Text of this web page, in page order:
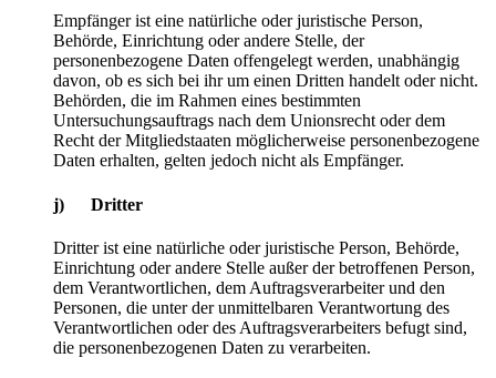
Empfänger ist eine natürliche oder juristische Person,
Behörde, Einrichtung oder andere Stelle, der
personenbezogene Daten offengelegt werden, unabhängig
davon, ob es sich bei ihr um einen Dritten handelt oder nicht.
Behörden, die im Rahmen eines bestimmten
Untersuchungsauftrags nach dem Unionsrecht oder dem
Recht der Mitgliedstaaten möglicherweise personenbezogene
Daten erhalten, gelten jedoch nicht als Empfänger.
j) Dritter
Dritter ist eine natürliche oder juristische Person, Behörde,
Einrichtung oder andere Stelle außer der betroffenen Person,
dem Verantwortlichen, dem Auftragsverarbeiter und den
Personen, die unter der unmittelbaren Verantwortung des
Verantwortlichen oder des Auftragsverarbeiters befugt sind,
die personenbezogenen Daten zu verarbeiten.